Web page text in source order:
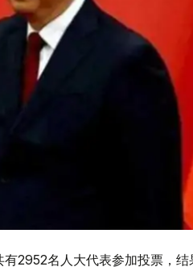
2952名人大代表参加投票，